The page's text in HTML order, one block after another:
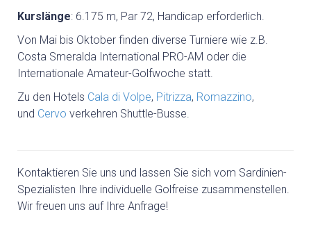
GOLFREISEN SARDINIEN
GOLFREISEN WELTWEIT
RUNDREISEN
GRUPPENREISEN
Kurslänge: 6.175 m, Par 72, Handicap erforderlich.
Von Mai bis Oktober finden diverse Turniere wie z.B.
Costa Smeralda International PRO-AM oder die
Internationale Amateur-Golfwoche statt.
Zu den Hotels Cala di Volpe, Pitrizza, Romazzino,
und Cervo verkehren Shuttle-Busse.
Kontaktieren Sie uns und lassen Sie sich vom Sardinien-
Spezialisten Ihre individuelle Golfreise zusammenstellen.
Wir freuen uns auf Ihre Anfrage!